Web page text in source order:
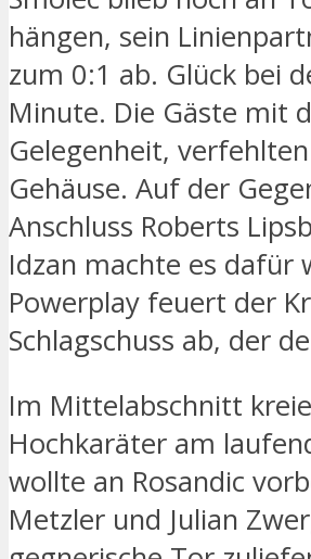
hängen, sein
zum 0:1 ab. Glück bei
Minute. Die Gäste mit
Gelegenheit,
Gehäuse. Auf der
Anschluss Roberts
Idzan machte es dafür
Powerplay feuert der
Schlagschuss ab, der
Im Mittelabschnitt
Hochkaräter am
wollte an Rosandic
Metzler und Julian